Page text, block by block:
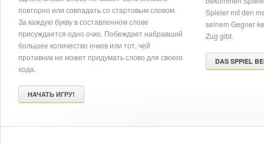
повторно или совпадать со стартовым словом.
За каждую букву в составленном слове
присуждается одно очко. Побеждает набравший
большее количество очков или тот, чей
противник не может придумать слово для своего
хода.
НАЧАТЬ ИГРУ!
Spieler mit den
seinem Gegner
Zug gibt.
DAS SPPIEL